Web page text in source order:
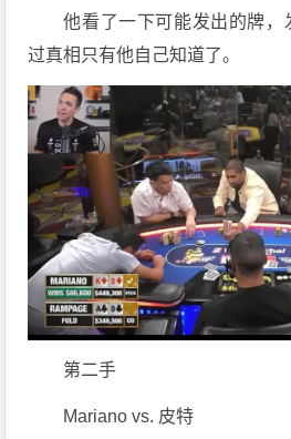
他看了一下可能发出的牌，
过真相只有他自己知道了。
第二手
Mariano vs. 皮特